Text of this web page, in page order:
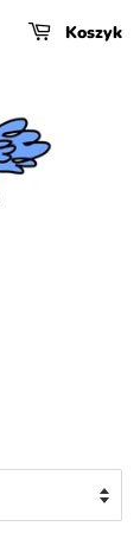
Koszyk